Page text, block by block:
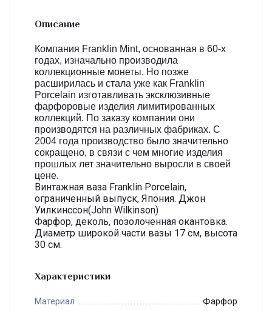
Описание
Компания Franklin Mint, основанная в 60-х
годах, изначально производила
коллекционные монеты. Но позже
расширилась и стала уже как Franklin
Porcelain изготавливать эксклюзивные
фарфоровые изделия лимитированных
коллекций. По заказу компании они
производятся на различных фабриках. С
2004 года производство было значительно
сокращено, в связи с чем многие изделия
прошлых лет значительно выросли в своей
цене.
Винтажная ваза Franklin Porcelain,
ограниченный выпуск, Япония. Джон
Уилкинссон(John Wilkinson)
Фарфор, деколь, позолоченная окантовка.
Диаметр широкой части вазы 17 см, высота
30 см.
Характеристики
Материал Фарфор